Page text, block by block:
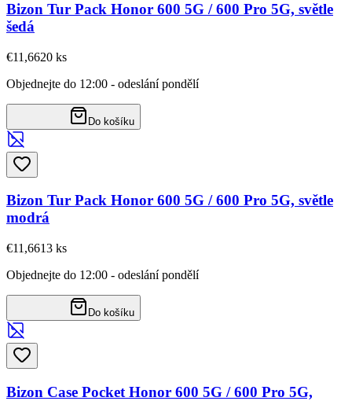
Bizon Tur Pack Honor 600 5G / 600 Pro 5G, světle
šedá
€11,6620 ks
Objednejte do 12:00 - odeslání pondělí
Do košíku
Bizon Tur Pack Honor 600 5G / 600 Pro 5G, světle
modrá
€11,6613 ks
Objednejte do 12:00 - odeslání pondělí
Do košíku
Bizon Case Pocket Honor 600 5G / 600 Pro 5G,